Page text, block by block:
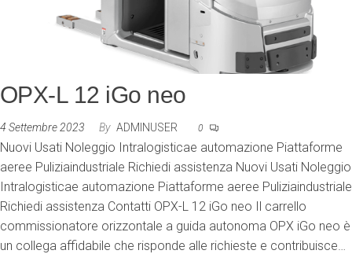
OPX-L 12 iGo neo
4 Settembre 2023 By ADMINUSER 0
Nuovi Usati Noleggio Intralogisticae automazione Piattaforme
aeree Puliziaindustriale Richiedi assistenza Nuovi Usati Noleggio
Intralogisticae automazione Piattaforme aeree Puliziaindustriale
Richiedi assistenza Contatti OPX-L 12 iGo neo Il carrello
commissionatore orizzontale a guida autonoma OPX iGo neo è
un collega affidabile che risponde alle richieste e contribuisce…